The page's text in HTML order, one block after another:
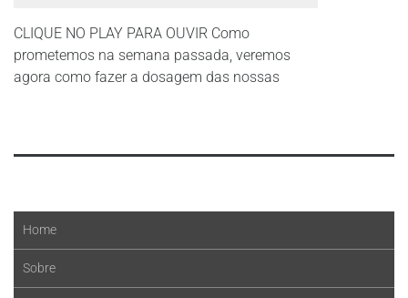
CLIQUE NO PLAY PARA OUVIR Como
prometemos na semana passada, veremos
agora como fazer a dosagem das nossas
Home
Sobre